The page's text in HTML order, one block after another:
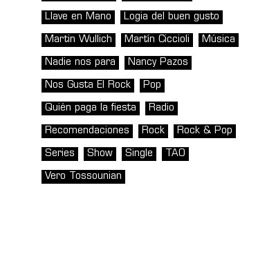
Llave en Mano Logia del buen gusto
Martin Wullich Martín Ciccioli Música
Nadie nos para Nancy Pazos
Nos Gusta El Rock Pop
Quién paga la fiesta Radio
Recomendaciones Rock Rock & Pop
Series Show Single TAO
Vero Tossounian